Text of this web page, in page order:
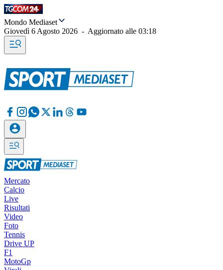
Mondo Mediaset
Giovedì 6 Agosto 2026 - Aggiornato alle 03:18
Mercato
Calcio
Live
Risultati
Video
Foto
Tennis
Drive UP
F1
MotoGp